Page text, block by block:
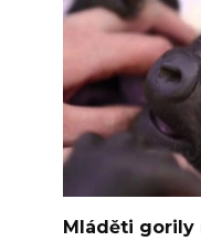
Mláděti gorily